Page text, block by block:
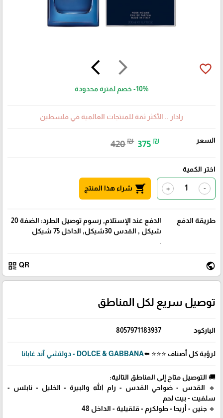
arrow_forward_ios
arrow_back_ios favorite_border
-10% خصم لفترة محدودة
رادار .. الأكثر ثقة للمنتجات العالمية في فلسطين
السعر 420₪ 375 ₪
اختر الكمية
-
+
shopping_cart شراء هذا المنتج
طريقة الدفع
الدفع عند الإستلام, رسوم توصيل الطرد: الضفة 20
شيكل , القدس 30شيكل, الداخل 75 شيكل
.
public
QR
qr_code
توصيل سريع لكل المناطق
الباركود 8057971183937
لرؤية كل أصناف ⭐⭐⭐ ⬅️DOLCE & GABBANA - دولتشي آند غابانا
🚚 التوصيل متاح إلى المناطق التالية:
🔹 القدس - ضواحي القدس - رام الله والبيرة - الخليل - نابلس -
سلفيت - بيت لحم
🔹 جنين - أريحا - طولكرم - قلقيلية - الداخل 48